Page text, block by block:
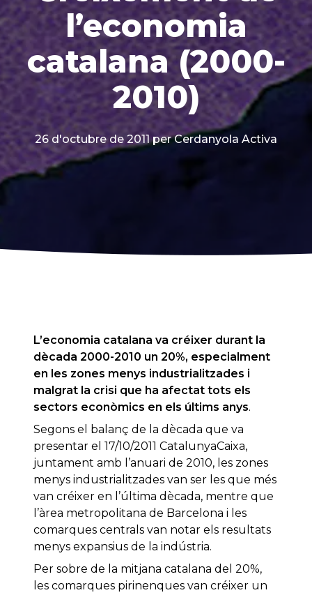
l’economia
catalana (2000-
2010)
26 d'octubre de 2011 per Cerdanyola Activa
L’economia catalana va créixer durant la
dècada 2000-2010 un 20%, especialment
en les zones menys industrialitzades i
malgrat la crisi que ha afectat tots els
sectors econòmics en els últims anys.
Segons el balanç de la dècada que va
presentar el 17/10/2011 CatalunyaCaixa,
juntament amb l’anuari de 2010, les zones
menys industrialitzades van ser les que més
van créixer en l’última dècada, mentre que
l’àrea metropolitana de Barcelona i les
comarques centrals van notar els resultats
menys expansius de la indústria.
Per sobre de la mitjana catalana del 20%,
les comarques pirinenques van créixer un